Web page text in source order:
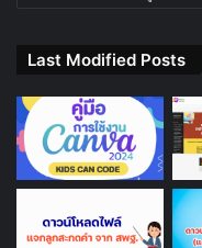
Last Modified Posts